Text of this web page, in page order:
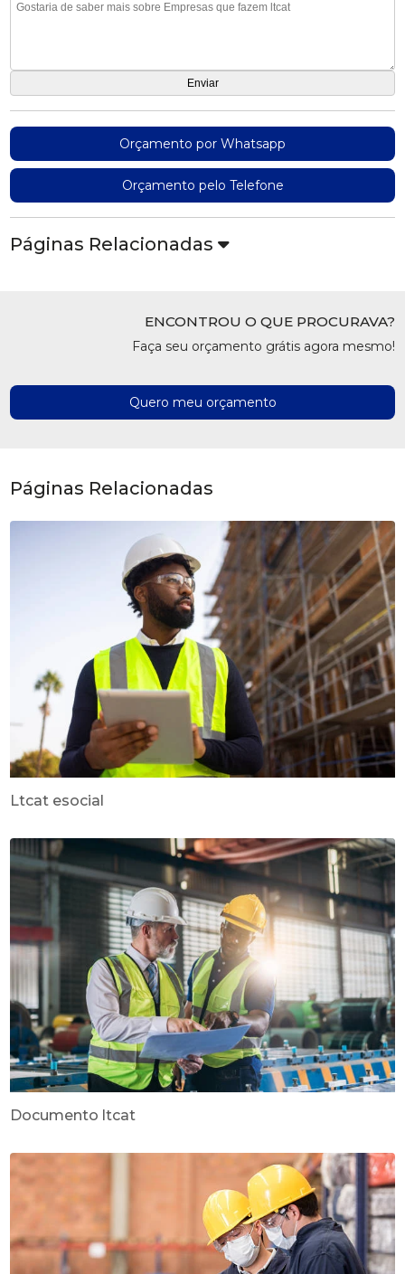
Orçamento por Whatsapp
Orçamento pelo Telefone
Páginas Relacionadas
ENCONTROU O QUE PROCURAVA?
Faça seu orçamento grátis agora mesmo!
Quero meu orçamento
Páginas Relacionadas
Ltcat esocial
Documento ltcat